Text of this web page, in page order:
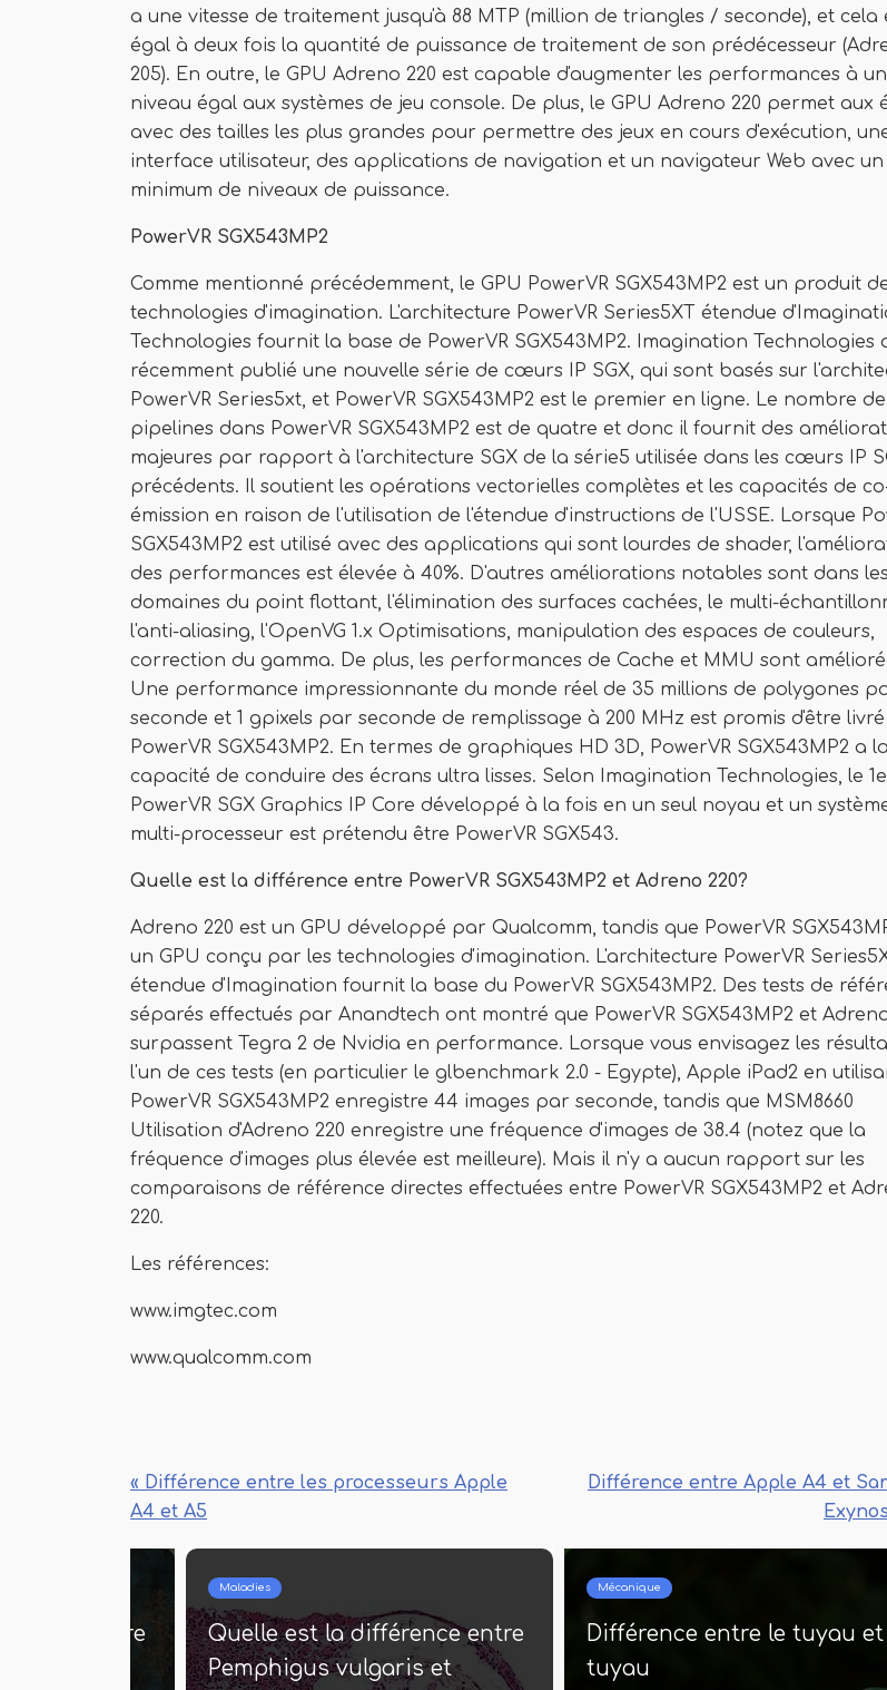
a une vitesse de traitement jusqu'à 88 MTP (million de triangles / seconde), et cela
égal à deux fois la quantité de puissance de traitement de son prédécesseur
205). En outre, le GPU Adreno 220 est capable d'augmenter les performances à un
niveau égal aux systèmes de jeu console. De plus, le GPU Adreno 220 permet aux
avec des tailles les plus grandes pour permettre des jeux en cours d'exécution,
interface utilisateur, des applications de navigation et un navigateur Web avec un
minimum de niveaux de puissance.
PowerVR SGX543MP2
Comme mentionné précédemment, le GPU PowerVR SGX543MP2 est un produit
technologies d'imagination. L'architecture PowerVR Series5XT étendue
Technologies fournit la base de PowerVR SGX543MP2. Imagination Technologies
récemment publié une nouvelle série de cœurs IP SGX, qui sont basés sur
PowerVR Series5xt, et PowerVR SGX543MP2 est le premier en ligne. Le nombre de
pipelines dans PowerVR SGX543MP2 est de quatre et donc il fournit des
majeures par rapport à l'architecture SGX de la série5 utilisée dans les cœurs IP
précédents. Il soutient les opérations vectorielles complètes et les capacités de
émission en raison de l'utilisation de l'étendue d'instructions de l'USSE. Lorsque
SGX543MP2 est utilisé avec des applications qui sont lourdes de shader,
des performances est élevée à 40%. D'autres améliorations notables sont dans les
domaines du point flottant, l'élimination des surfaces cachées, le multi-
l'anti-aliasing, l'OpenVG 1.x Optimisations, manipulation des espaces de couleurs,
correction du gamma. De plus, les performances de Cache et MMU sont
Une performance impressionnante du monde réel de 35 millions de polygones
seconde et 1 gpixels par seconde de remplissage à 200 MHz est promis d'être
PowerVR SGX543MP2. En termes de graphiques HD 3D, PowerVR SGX543MP2 a la
capacité de conduire des écrans ultra lisses. Selon Imagination Technologies, le
PowerVR SGX Graphics IP Core développé à la fois en un seul noyau et un
multi-processeur est prétendu être PowerVR SGX543.
Quelle est la différence entre PowerVR SGX543MP2 et Adreno 220?
Adreno 220 est un GPU développé par Qualcomm, tandis que PowerVR
un GPU conçu par les technologies d'imagination. L'architecture PowerVR
étendue d'Imagination fournit la base du PowerVR SGX543MP2. Des tests de
séparés effectués par Anandtech ont montré que PowerVR SGX543MP2 et
surpassent Tegra 2 de Nvidia en performance. Lorsque vous envisagez les
l'un de ces tests (en particulier le glbenchmark 2.0 - Egypte), Apple iPad2 en
PowerVR SGX543MP2 enregistre 44 images par seconde, tandis que MSM8660
Utilisation d'Adreno 220 enregistre une fréquence d'images de 38.4 (notez que la
fréquence d'images plus élevée est meilleure). Mais il n'y a aucun rapport sur les
comparaisons de référence directes effectuées entre PowerVR SGX543MP2 et
220.
Les références:
www.imgtec.com
www.qualcomm.com
« Différence entre les processeurs Apple
A4 et A5
Différence entre Apple A4 et
Maladies
Quelle est la différence entre
Pemphigus vulgaris et
Mécanique
Différence entre le tuyau et le
tuyau